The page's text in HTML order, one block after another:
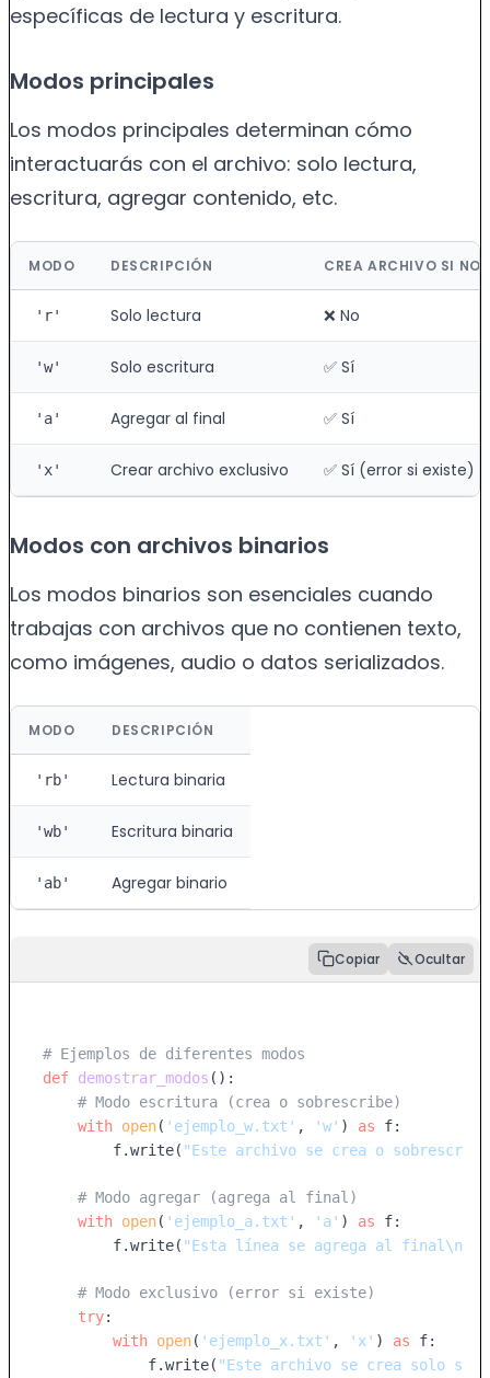
específicas de lectura y escritura.
Modos principales
Los modos principales determinan cómo
interactuarás con el archivo: solo lectura,
escritura, agregar contenido, etc.
MODO DESCRIPCIÓN CREA ARCHIVO SI NO
'r' Solo lectura ❌ No
'w' Solo escritura ✅ Sí
'a' Agregar al final ✅ Sí
'x' Crear archivo exclusivo ✅ Sí (error si existe)
Modos con archivos binarios
Los modos binarios son esenciales cuando
trabajas con archivos que no contienen texto,
como imágenes, audio o datos serializados.
MODO DESCRIPCIÓN
'rb' Lectura binaria
'wb' Escritura binaria
'ab' Agregar binario
Copiar Ocultar
# Ejemplos de diferentes modos
def demostrar_modos ():
# Modo escritura (crea o sobrescribe)
with open( 'ejemplo_w.txt' , 'w' ) as f:
        f.write(
"Este archivo se crea o
# Modo agregar (agrega al final)
with open( 'ejemplo_a.txt' , 'a' ) as f:
        f.write(
"Esta línea se agrega al final\n"
# Modo exclusivo (error si existe)
try:
with open( 'ejemplo_x.txt' , 'x' ) as f:
            f.write(
"Este archivo se crea solo si